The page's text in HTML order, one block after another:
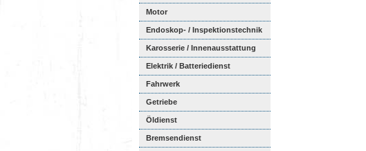
Motor
Endoskop- / Inspektionstechnik
Karosserie / Innenausstattung
Elektrik / Batteriedienst
Fahrwerk
Getriebe
Öldienst
Bremsendienst